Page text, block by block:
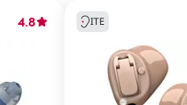
4.8 ITE